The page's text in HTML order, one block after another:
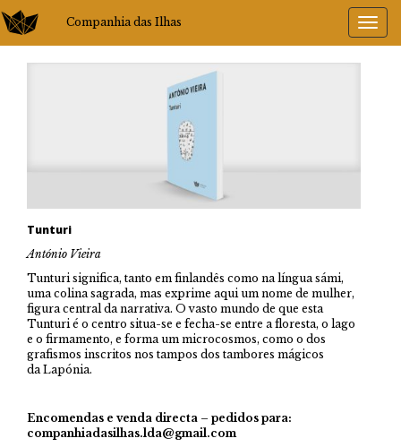
Companhia das Ilhas
Tunturi
António Vieira
Tunturi significa, tanto em finlandês como na língua sámi,
uma colina sagrada, mas exprime aqui um nome de mulher,
figura central da narrativa. O vasto mundo de que esta
Tunturi é o centro situa-se e fecha-se entre a floresta, o lago
e o firmamento, e forma um microcosmos, como o dos
grafismos inscritos nos tampos dos tambores mágicos
da Lapónia.
Encomendas e venda directa – pedidos para:
companhiadasilhas.lda@gmail.com